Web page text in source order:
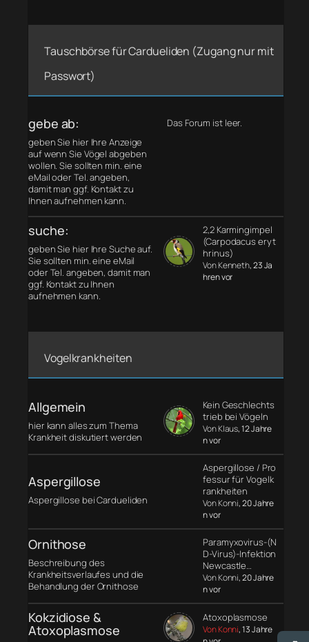
Tauschbörse für Cardueliden (Zugang nur mit
Passwort)
gebe ab:
geben Sie hier Ihre Anzeige
auf wenn Sie Vögel abgeben
wollen. Sie sollten min. eine
eMail oder Tel. angeben,
damit man ggf. Kontakt zu
Ihnen aufnehmen kann.
Das Forum ist leer.
suche:
geben Sie hier Ihre Suche auf.
Sie sollten min. eine eMail
oder Tel. angeben, damit man
ggf. Kontakt zu Ihnen
aufnehmen kann.
2,2 Karmingimpel
(Carpodacus eryt
hrinus)
Von Kenneth, 23 Ja
hren vor
Vogelkrankheiten
Allgemein
hier kann alles zum Thema
Krankheit diskutiert werden
Kein Geschlechts
trieb bei Vögeln
Von Klaus, 12 Jahre
n vor
Aspergillose
Aspergillose bei Cardueliden
Aspergillose / Pro
fessur für Vogelk
rankheiten
Von Konni, 20 Jahre
n vor
Ornithose
Beschreibung des
Krankheitsverlaufes und die
Behandlung der Ornithose
Paramyxovirus-(N
D-Virus)-Infektion
Newcastle…
Von Konni, 20 Jahre
n vor
Kokzidiose &
Atoxoplasmose
Atoxoplasmose
Von Konni, 13 Jahre